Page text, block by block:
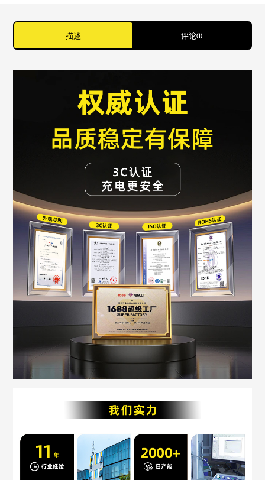
描述 评论(1)